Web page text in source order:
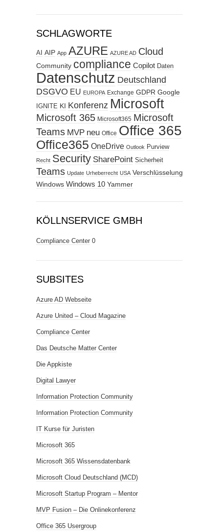
SCHLAGWORTE
AI AIP App AZURE AZURE AD Cloud
Community compliance Copilot Daten
Datenschutz Deutschland
DSGVO EU EUROPA Exchange GDPR Google
IGNITE KI Konferenz Microsoft
Microsoft 365 Microsoft365 Microsoft
Teams MVP neu Office Office 365
Office365 OneDrive Outlook Purview
Recht Security SharePoint Sicherheit
Teams Update Urheberrecht USA Verschlüsselung
Windows Windows 10 Yammer
KÖLLNSERVICE GMBH
Compliance Center 0
SUBSITES
Azure AD Webseite
Azure United – Cloud Magazine
Compliance Center
Das Deutsche Matter Center
Die Appkiste
Digital Lawyer
Information Protection Community
Information Protection Community
IT Kurse für Juristen
Microsoft 365
Microsoft 365 Wissensdatenbank
Microsoft Cloud Deutschland (MCD)
Microsoft Startup Program – Mentor
MVP Fusion – Die Onlinekonferenz
Office 365 Usergroup